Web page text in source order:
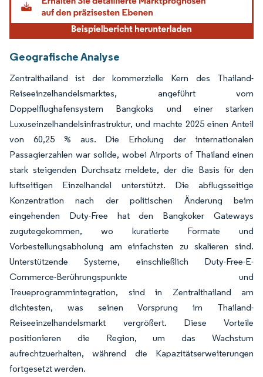
Geografische Analyse
Zentralthailand ist der kommerzielle Kern des Thailand-
Reiseeinzelhandelsmarktes, angeführt vom
Doppelflughafensystem Bangkoks und einer starken
Luxuseinzelhandelsinfrastruktur, und machte 2025 einen Anteil
von 60,25 % aus. Die Erholung der internationalen
Passagierzahlen war solide, wobei Airports of Thailand einen
stark steigenden Durchsatz meldete, der die Basis für den
luftseitigen Einzelhandel unterstützt. Die abflugsseitige
Konzentration nach der politischen Änderung beim
eingehenden Duty-Free hat den Bangkoker Gateways
zugutegekommen, wo kuratierte Formate und
Vorbestellungsabholung am einfachsten zu skalieren sind.
Unterstützende Systeme, einschließlich Duty-Free-E-
Commerce-Berührungspunkte und
Treueprogrammintegration, sind in Zentralthailand am
dichtesten, was seinen Vorsprung im Thailand-
Reiseeinzelhandelsmarkt vergrößert. Diese Vorteile
positionieren die Region, um das Wachstum
aufrechtzuerhalten, während die Kapazitätserweiterungen
fortgesetzt werden.